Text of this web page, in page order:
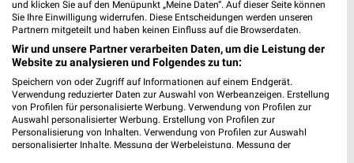
POLO Prospekte und Angebote für Worms
Polstermöbel Fischer Katalog und Prospekte für
Bruchsal
und klicken Sie auf den Menüpunkt „Meine Daten“. Auf dieser Seite können
Sie Ihre Einwilligung widerrufen. Diese Entscheidungen werden unseren
Partnern mitgeteilt und haben keinen Einfluss auf die Browserdaten.
Wir und unsere Partner verarbeiten Daten, um die Leistung der
Website zu analysieren und Folgendes zu tun:
Speichern von oder Zugriff auf Informationen auf einem Endgerät.
Verwendung reduzierter Daten zur Auswahl von Werbeanzeigen. Erstellung
von Profilen für personalisierte Werbung. Verwendung von Profilen zur
Auswahl personalisierter Werbung. Erstellung von Profilen zur
Personalisierung von Inhalten. Verwendung von Profilen zur Auswahl
personalisierter Inhalte. Messung der Werbeleistung. Messung der